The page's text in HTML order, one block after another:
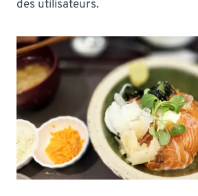
des utilisateurs.